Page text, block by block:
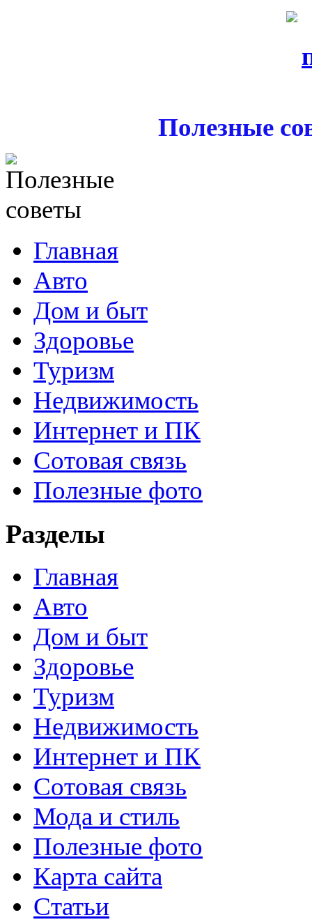
Полезные
Главная
Авто
Дом и быт
Здоровье
Туризм
Недвижимость
Интернет и ПК
Сотовая связь
Полезные фото
Разделы
Главная
Авто
Дом и быт
Здоровье
Туризм
Недвижимость
Интернет и ПК
Сотовая связь
Мода и стиль
Полезные фото
Карта сайта
Статьи